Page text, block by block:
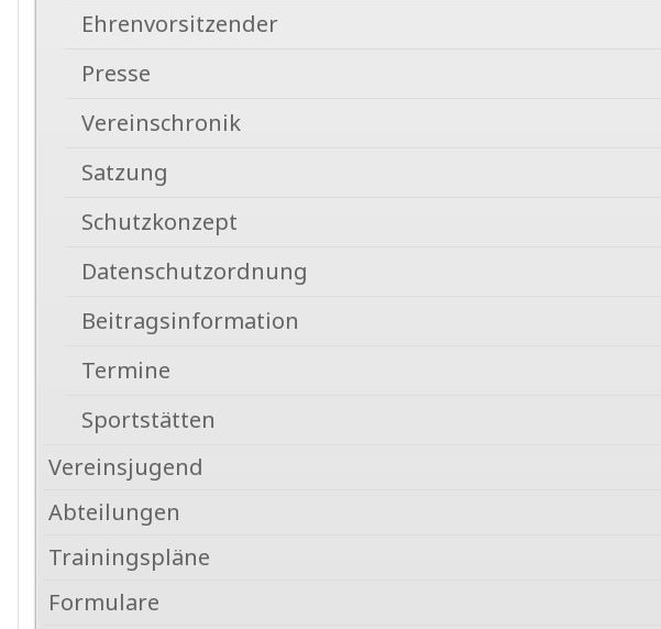
Ehrenvorsitzender
Presse
Vereinschronik
Satzung
Schutzkonzept
Datenschutzordnung
Beitragsinformation
Termine
Sportstätten
Vereinsjugend
Abteilungen
Trainingspläne
Formulare